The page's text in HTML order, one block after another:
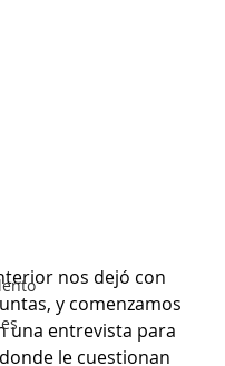
nos dejó con
y comenzamos
una entrevista para
le cuestionan